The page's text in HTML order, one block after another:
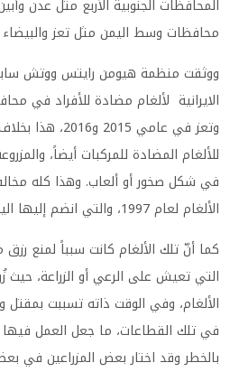
المحافظات الجنوبية الأربع مثل عدن
محافظات وسط اليمن مثل تعز
ووثقت منظمة هيومن رايتس ووتش
الايرانية لألغام مضادة للأفراد في
وتعز في عامي
للألغام المضادة للمركبات أيضاً،
في شكل صخور أو ألعاب. وهذا كله
الألغام لعام 1997، والتي انضم إليها اليمن عام 1998.
كما أنّ تلك الألغام كانت سبباً لمنع
التي تعيش على الرعي أو الزراعة، حيث
الألغام، وفي الوقت ذاته تسببت بمقتل
في تلك القطاعات، ما جعل العمل
بالخطر وقد اختار بعض المزراعين في